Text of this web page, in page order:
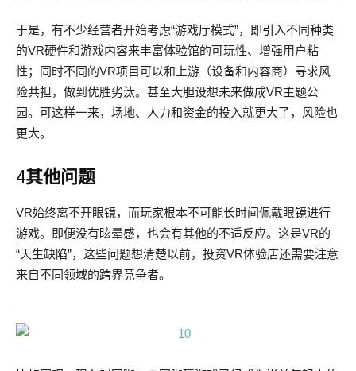
于是，有不少经营者开始考虑“游戏厅模式”，即引入不同种类
的VR硬件和游戏内容来丰富体验馆的可玩性、增强用户粘
性；同时不同的VR项目可以和上游（设备和内容商）寻求风
险共担，做到优胜劣汰。甚至大胆设想未来做成VR主题公
园。可这样一来，场地、人力和资金的投入就更大了，风险也
更大。
4其他问题
VR始终离不开眼镜，而玩家根本不可能长时间佩戴眼镜进行
游戏。即便没有眩晕感，也会有其他的不适反应。这是VR的
“天生缺陷”，这些问题想清楚以前，投资VR体验店还需要注意
来自不同领域的跨界竞争者。